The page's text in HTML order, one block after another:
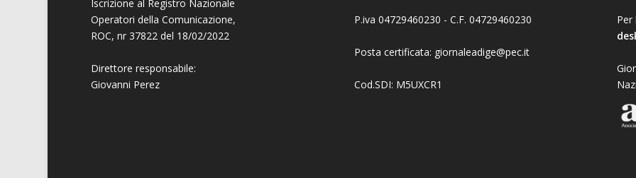
Iscrizione al Registro Nazionale
Operatori della Comunicazione,
ROC, nr 37822 del 18/02/2022
Direttore responsabile:
Giovanni Perez
P.iva 04729460230 - C.F. 04729460230
Posta certificata: giornaleadige@pec.it
Cod.SDI: M5UXCR1
Per